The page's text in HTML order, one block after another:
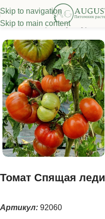
Skip to navigation
Skip to main content
овощных культур
Томат Спящая леди
Артикул: 92060